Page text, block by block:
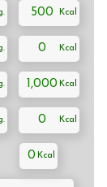
500
0
1,000
0
0